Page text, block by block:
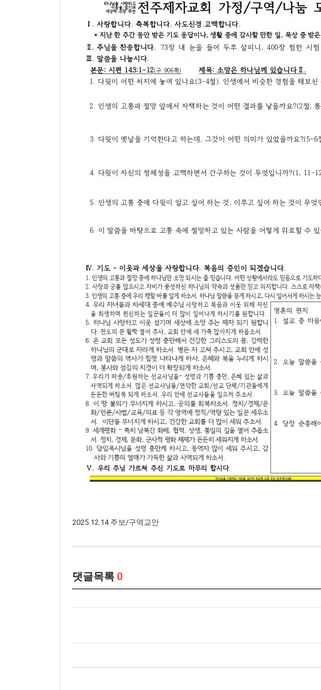
2025.12.14 주보/구역교안
댓글목록 0